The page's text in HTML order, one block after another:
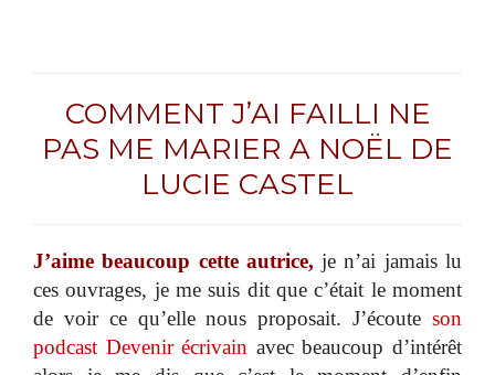
COMMENT J’AI FAILLI NE
PAS ME MARIER A NOËL DE
LUCIE CASTEL
J’aime beaucoup cette autrice, je n’ai jamais lu
ces ouvrages, je me suis dit que c’était le moment
de voir ce qu’elle nous proposait. J’écoute son
podcast Devenir écrivain avec beaucoup d’intérêt